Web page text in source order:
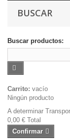
BUSCAR
Buscar productos:
Carrito: vacío
Ningún producto
A determinar
0,00 € Total
Confirmar